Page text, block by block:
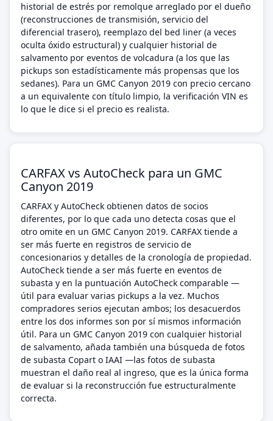
historial de estrés por remolque arreglado por el dueño
(reconstrucciones de transmisión, servicio del
diferencial trasero), reemplazo del bed liner (a veces
oculta óxido estructural) y cualquier historial de
salvamento por eventos de volcadura (a los que las
pickups son estadísticamente más propensas que los
sedanes). Para un GMC Canyon 2019 con precio cercano
a un equivalente con título limpio, la verificación VIN es
lo que le dice si el precio es realista.
CARFAX vs AutoCheck para un GMC
Canyon 2019
CARFAX y AutoCheck obtienen datos de socios
diferentes, por lo que cada uno detecta cosas que el
otro omite en un GMC Canyon 2019. CARFAX tiende a
ser más fuerte en registros de servicio de
concesionarios y detalles de la cronología de propiedad.
AutoCheck tiende a ser más fuerte en eventos de
subasta y en la puntuación AutoCheck comparable —
útil para evaluar varias pickups a la vez. Muchos
compradores serios ejecutan ambos; los desacuerdos
entre los dos informes son por sí mismos información
útil. Para un GMC Canyon 2019 con cualquier historial
de salvamento, añada también una búsqueda de fotos
de subasta Copart o IAAI —las fotos de subasta
muestran el daño real al ingreso, que es la única forma
de evaluar si la reconstrucción fue estructuralmente
correcta.